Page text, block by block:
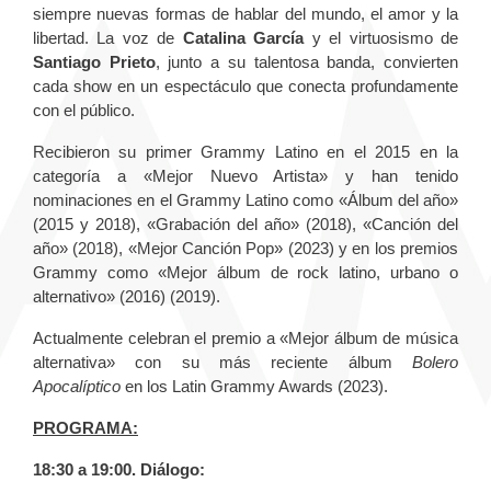
siempre nuevas formas de hablar del mundo, el amor y la
libertad. La voz de Catalina Garcíay el virtuosismo de
Santiago Prieto, junto a su talentosa banda, convierten
cada show en un espectáculo que conecta profundamente
con el público.
Recibieron su primer Grammy Latino en el 2015 en la
categoría a «Mejor Nuevo Artista» y han tenido
nominaciones en el Grammy Latino como «Álbum del año»
(2015 y 2018), «Grabación del año» (2018), «Canción del
año» (2018), «Mejor Canción Pop» (2023) y en los premios
Grammy como «Mejor álbum de rock latino, urbano o
alternativo» (2016) (2019).
Actualmente celebran el premio a «Mejor álbum de música
alternativa» con su más reciente álbum Bolero
Apocalíptico en los Latin Grammy Awards (2023).
PROGRAMA:
18:30 a 19:00. Diálogo: